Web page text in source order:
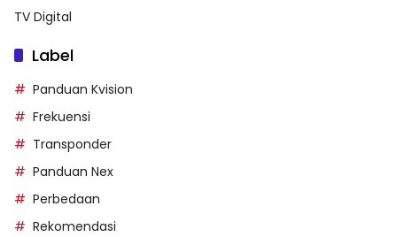
TV Digital
Label
Panduan Kvision
Frekuensi
Transponder
Panduan Nex
Perbedaan
Rekomendasi